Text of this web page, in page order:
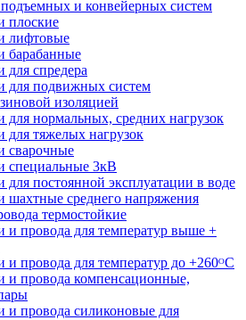
и конвейерных систем
плоские
лифтовые
барабанные
для спредера
для подвижных систем
изоляцией
для нормальных, средних нагрузок
для тяжелых нагрузок
сварочные
специальные 3кВ
для постоянной эксплуатации в воде
шахтные среднего напряжения
термостойкие
и провода для температур выше +
и провода для температур до +260ᴼС
и провода компенсационные,
и провода силиконовые для